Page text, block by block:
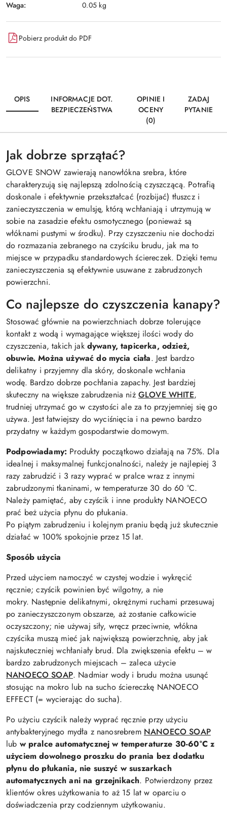
Waga: 0.05 kg
Pobierz produkt do PDF
OPIS
INFORMACJE DOT.
BEZPIECZEŃSTWA
OPINIE I
OCENY
(0)
ZADAJ
PYTANIE
Jak dobrze sprzątać?
GLOVE SNOW zawierają nanowłókna srebra, które
charakteryzują się najlepszą zdolnością czyszczącą. Potrafią
doskonale i efektywnie przekształcać (rozbijać) tłuszcz i
zanieczyszczenia w emulsję, którą wchłaniają i utrzymują w
sobie na zasadzie efektu osmotycznego (ponieważ są
włóknami pustymi w środku). Przy czyszczeniu nie dochodzi
do rozmazania zebranego na czyściku brudu, jak ma to
miejsce w przypadku standardowych ściereczek. Dzięki temu
zanieczyszczenia są efektywnie usuwane z zabrudzonych
powierzchni.
Co najlepsze do czyszczenia kanapy?
Stosować głównie na powierzchniach dobrze tolerujące
kontakt z wodą i wymagające większej ilości wody do
czyszczenia, takich jak dywany, tapicerka, odzież,
obuwie. Można używać do mycia ciała. Jest bardzo
delikatny i przyjemny dla skóry, doskonale wchłania
wodę. Bardzo dobrze pochłania zapachy. Jest bardziej
skuteczny na większe zabrudzenia niż GLOVE WHITE,
trudniej utrzymać go w czystości ale za to przyjemniej się go
używa. Jest łatwiejszy do wyciśnięcia i na pewno bardzo
przydatny w każdym gospodarstwie domowym.
Podpowiadamy: Produkty początkowo działają na 75%. Dla
idealnej i maksymalnej funkcjonalności, należy je najlepiej 3
razy zabrudzić i 3 razy wyprać w pralce wraz z innymi
zabrudzonymi tkaninami, w temperaturze 30 do 60 °C.
Należy pamiętać, aby czyścik i inne produkty NANOECO
prać beż użycia płynu do płukania.
Po piątym zabrudzeniu i kolejnym praniu będą już skutecznie
działać w 100% spokojnie przez 15 lat.
Sposób użycia
Przed użyciem namoczyć w czystej wodzie i wykręcić
ręcznie; czyścik powinien być wilgotny, a nie
mokry. Następnie delikatnymi, okrężnymi ruchami przesuwaj
po zanieczyszczonym obszarze, aż zostanie całkowicie
oczyszczony; nie używaj siły, wręcz przeciwnie, włókna
czyścika muszą mieć jak największą powierzchnię, aby jak
najskuteczniej wchłaniały brud. Dla zwiększenia efektu – w
bardzo zabrudzonych miejscach – zaleca użycie
NANOECO SOAP. Nadmiar wody i brudu można usunąć
stosując na mokro lub na sucho ściereczkę NANOECO
EFFECT (= wycierając do sucha).
Po użyciu czyścik należy wyprać ręcznie przy użyciu
antybakteryjnego mydła z nanosrebrem NANOECO SOAP
lub w pralce automatycznej w temperaturze 30-60°C z
użyciem dowolnego proszku do prania bez dodatku
płynu do płukania, nie suszyć w suszarkach
automatycznych ani na grzejnikach. Potwierdzony przez
klientów okres użytkowania to aż 15 lat w oparciu o
doświadczenia przy codziennym użytkowaniu.